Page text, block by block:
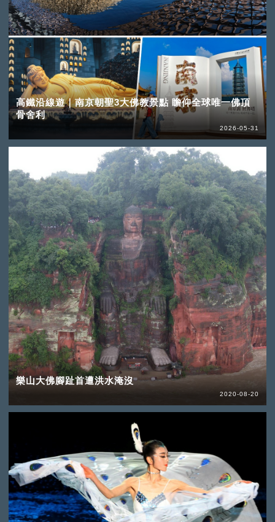
高鐵沿線遊｜南京朝聖3大佛教景點 瞻仰全球唯一佛頂
骨舍利
2026-05-31
樂山大佛腳趾首遭洪水淹沒
2020-08-20